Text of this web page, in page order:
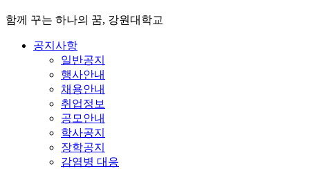
함께 꾸는 하나의 꿈, 강원대학교
공지사항
일반공지
행사안내
채용안내
취업정보
공모안내
학사공지
장학공지
감염병 대응